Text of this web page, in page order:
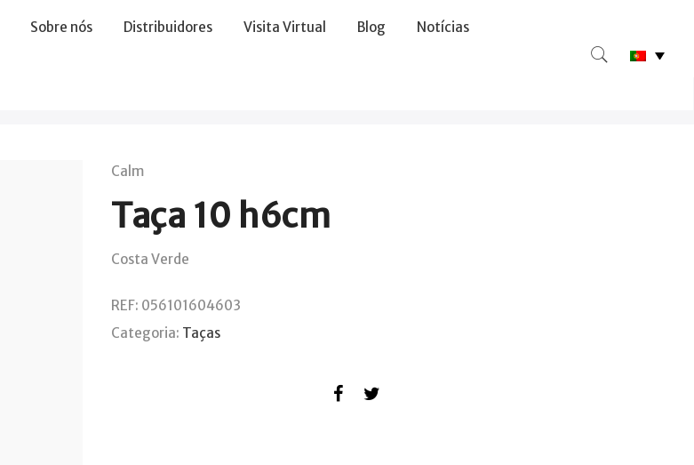
Sobre nós Distribuidores Visita Virtual Blog Notícias
Calm
Taça 10 h6cm
Costa Verde
REF: 056101604603
Categoria: Taças